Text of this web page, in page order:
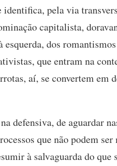
pela via
capitalista,
esquerda, dos
que entram na
aí, se convertem em
defensiva, de aguardar
que não podem ser
à salvaguarda do que